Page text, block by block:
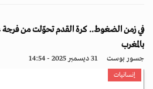
في زمن الضغوط.. كرة القدم تحوّلت من فرجة
بالمغرب
جسور بوست 31 ديسمبر 2025 - 14:54
إنسانيات